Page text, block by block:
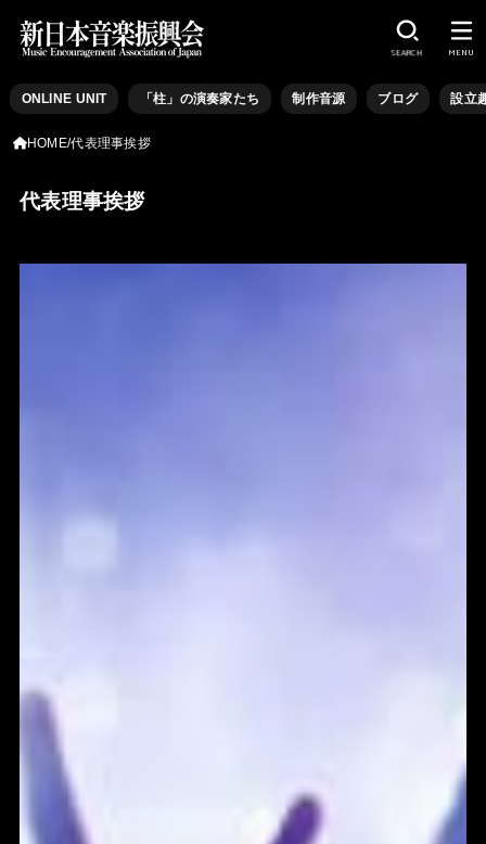
ONLINE UNIT 「柱」の演奏家たち 制作音源 ブログ 設立
SEARCH MENU
HOME 代表理事挨拶
代表理事挨拶